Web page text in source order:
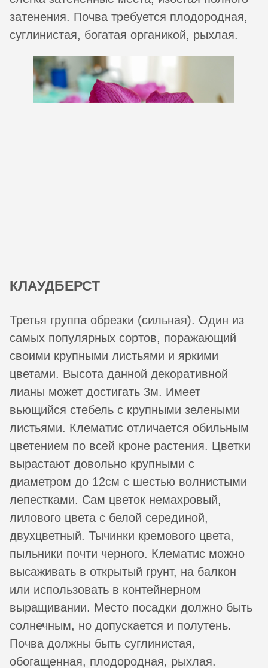
затенения. Почва требуется плодородная,
суглинистая, богатая органикой, рыхлая.
КЛАУДБЕРСТ
Третья группа обрезки (сильная). Один из
самых популярных сортов, поражающий
своими крупными листьями и яркими
цветами. Высота данной декоративной
лианы может достигать 3м. Имеет
вьющийся стебель с крупными зелеными
листьями. Клематис отличается обильным
цветением по всей кроне растения. Цветки
вырастают довольно крупными с
диаметром до 12см с шестью волнистыми
лепестками. Сам цветок немахровый,
лилового цвета с белой серединой,
двухцветный. Тычинки кремового цвета,
пыльники почти черного. Клематис можно
высаживать в открытый грунт, на балкон
или использовать в контейнерном
выращивании. Место посадки должно быть
солнечным, но допускается и полутень.
Почва должны быть суглинистая,
обогащенная, плодородная, рыхлая.